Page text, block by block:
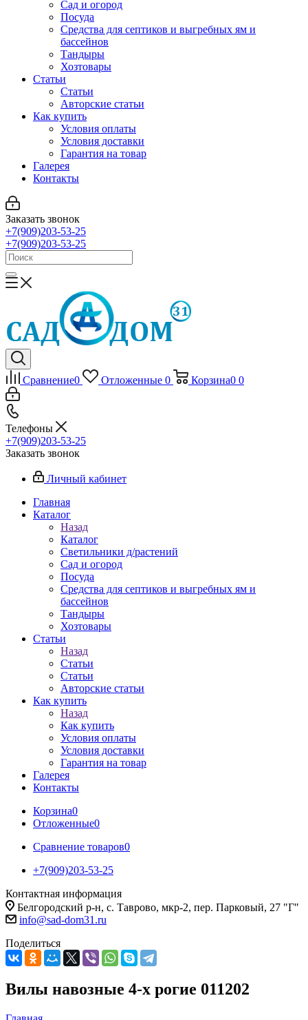
Сад и огород
Посуда
Средства для септиков и выгребных ям и
бассейнов
Тандыры
Хозтовары
Статьи
Статьи
Авторские статьи
Как купить
Условия оплаты
Условия доставки
Гарантия на товар
Галерея
Контакты
Заказать звонок
+7(909)203-53-25
+7(909)203-53-25
Сравнение0 Отложенные 0 Корзина0 0
Телефоны
+7(909)203-53-25
Заказать звонок
Личный кабинет
Главная
Каталог
Назад
Каталог
Светильники д/растений
Сад и огород
Посуда
Средства для септиков и выгребных ям и
бассейнов
Тандыры
Хозтовары
Статьи
Назад
Статьи
Статьи
Авторские статьи
Как купить
Назад
Как купить
Условия оплаты
Условия доставки
Гарантия на товар
Галерея
Контакты
Корзина0
Отложенные0
Сравнение товаров0
+7(909)203-53-25
Контактная информация
Белгородский р-н, с. Таврово, мкр-2, пер. Парковый, 27 "Г"
info@sad-dom31.ru
Поделиться
Вилы навозные 4-х рогие 011202